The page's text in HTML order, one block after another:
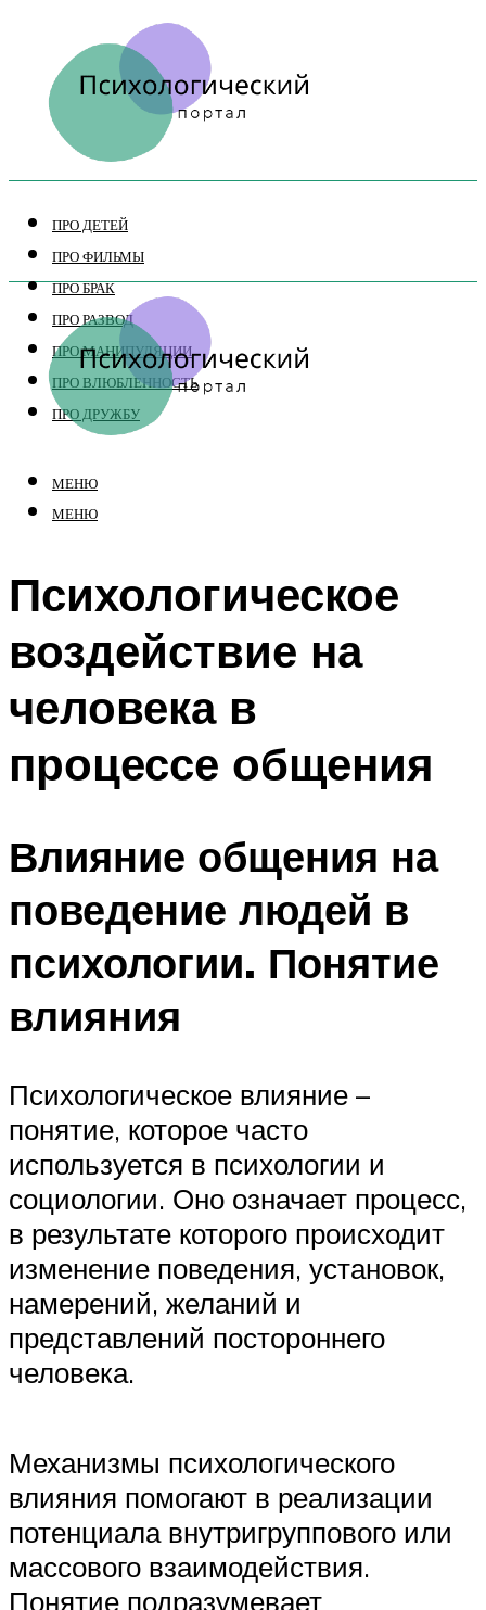
ПРО ДЕТЕЙ
ПРО ФИЛЬМЫ
ПРО БРАК
ПРО РАЗВОД
ПРО МАНИПУЛЯЦИИ
ПРО ВЛЮБЛЕННОСТЬ
ПРО ДРУЖБУ
МЕНЮ
МЕНЮ
Психологическое
воздействие на
человека в
процессе общения
Влияние общения на
поведение людей в
психологии. Понятие
влияния
Психологическое влияние –
понятие, которое часто
используется в психологии и
социологии. Оно означает процесс,
в результате которого происходит
изменение поведения, установок,
намерений, желаний и
представлений постороннего
человека.
Механизмы психологического
влияния помогают в реализации
потенциала внутригруппового или
массового взаимодействия.
Понятие подразумевает